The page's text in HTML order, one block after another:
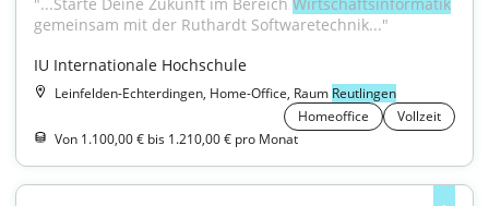
gemeinsam mit der Ruthardt Softwaretechnik..."
IU Internationale Hochschule
Leinfelden-Echterdingen, Home-Office, Raum Reutlingen
Homeoffice
Vollzeit
Von 1.100,00 € bis 1.210,00 € pro Monat